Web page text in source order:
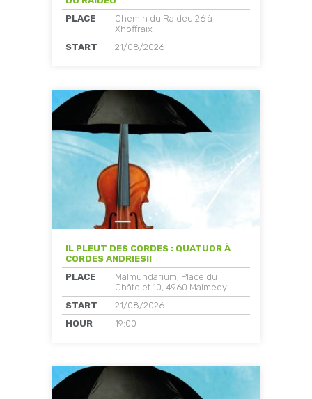
PLACE
Chemin du Raideu 26 à
Xhoffraix
START
21/08/2026
IL PLEUT DES CORDES : QUATUOR À
CORDES ANDRIESII
PLACE
Malmundarium, Place du
Châtelet 10, 4960 Malmedy
START
21/08/2026
HOUR
19:00